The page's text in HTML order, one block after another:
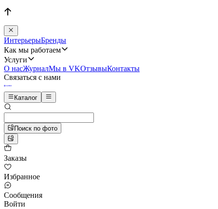
ИнтерьерыБренды
Как мы работаем
Услуги
О насЖурналМы в VKОтзывыКонтакты
Связаться с нами
Каталог
Поиск по фото
Заказы
Избранное
Сообщения
Войти